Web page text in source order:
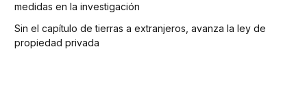
medidas en la investigación
Sin el capítulo de tierras a extranjeros, avanza la ley de
propiedad privada